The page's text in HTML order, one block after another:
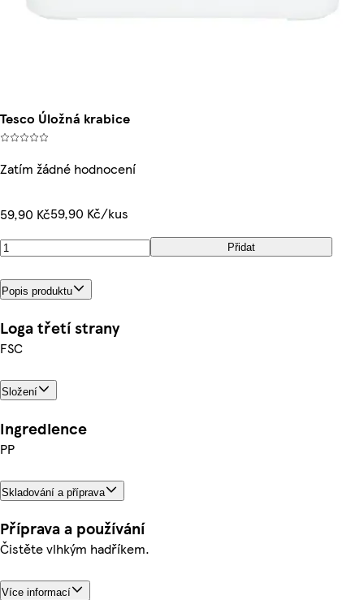
Tesco Úložná krabice
Zatím žádné hodnocení
59,90 Kč59,90 Kč/kus
Přidat
Popis produktu
Loga třetí strany
FSC
Složení
Ingredience
PP
Skladování a příprava
Příprava a používání
Čistěte vlhkým hadříkem.
Více informací